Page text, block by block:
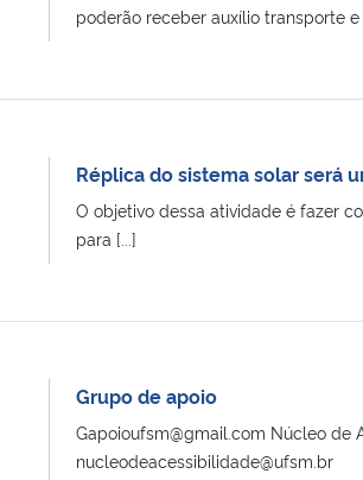
poderão receber auxílio transporte e
Réplica do sistema solar será
O objetivo dessa atividade é fazer
para [...]
Grupo de apoio
Gapoioufsm@gmail.com Núcleo de
nucleodeacessibilidade@ufsm.br